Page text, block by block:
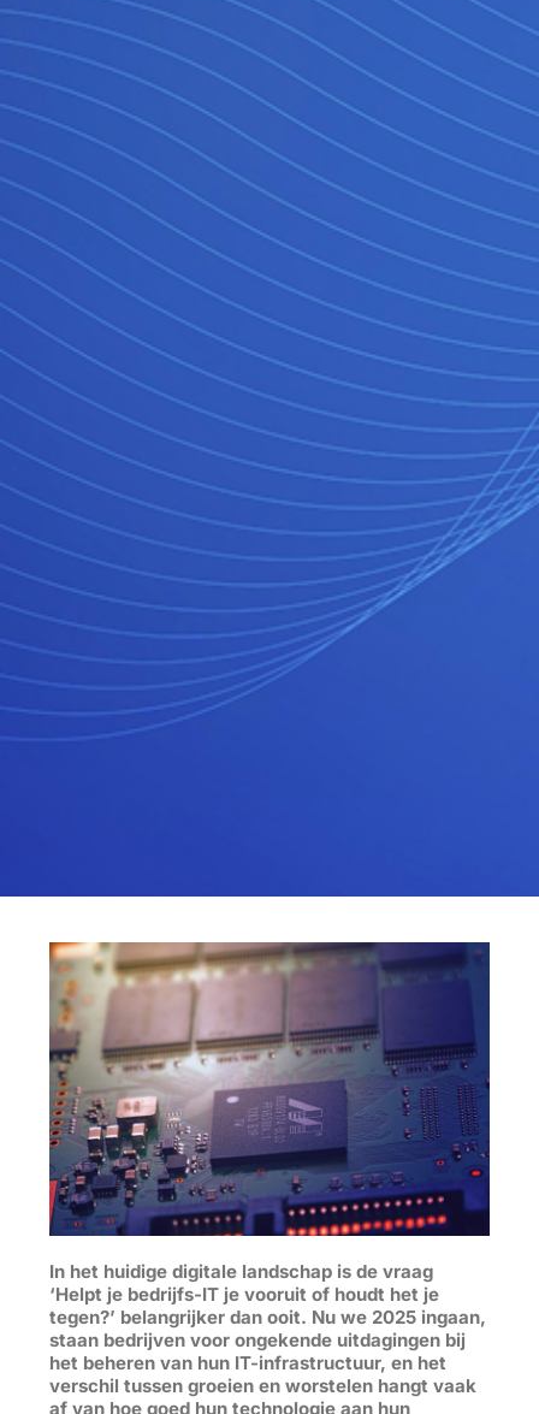
In het huidige digitale landschap is de vraag
‘Helpt je bedrijfs-IT je vooruit of houdt het je
tegen?’ belangrijker dan ooit. Nu we 2025 ingaan,
staan bedrijven voor ongekende uitdagingen bij
het beheren van hun IT-infrastructuur, en het
verschil tussen groeien en worstelen hangt vaak
af van hoe goed hun technologie aan hun